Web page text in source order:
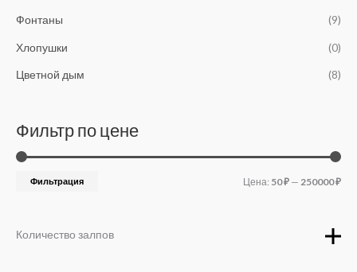
Фонтаны (9)
Хлопушки (0)
Цветной дым (8)
Фильтр по цене
Фильтрация Цена: 50 ₽ — 250000 ₽
Количество залпов